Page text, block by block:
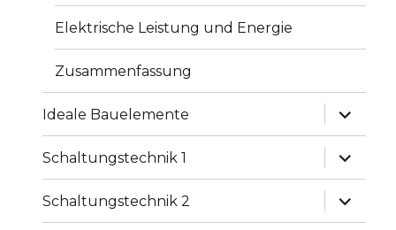
Elektrische Leistung und Energie
Zusammenfassung
Ideale Bauelemente
Schaltungstechnik 1
Schaltungstechnik 2